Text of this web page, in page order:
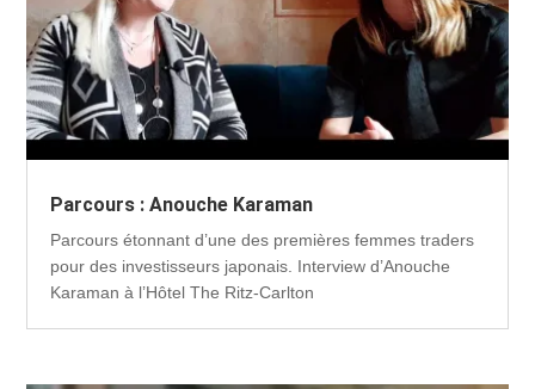
Parcours : Anouche Karaman
Parcours étonnant d’une des premières femmes traders
pour des investisseurs japonais. Interview d’Anouche
Karaman à l’Hôtel The Ritz-Carlton